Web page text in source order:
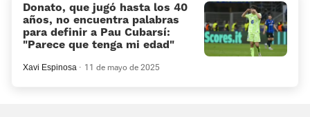
Donato, que jugó hasta los 40
años, no encuentra palabras
para definir a Pau Cubarsí:
«Parece que tenga mi edad»
Xavi Espinosa 11 de mayo de 2025